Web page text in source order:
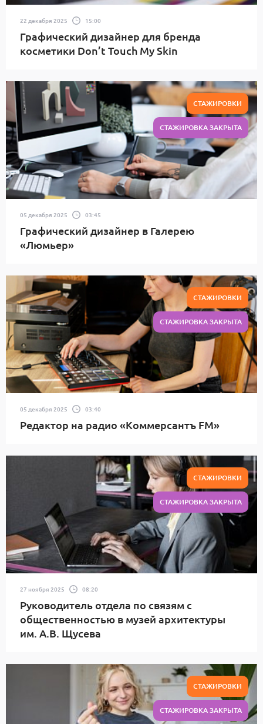
22 декабря 2025 15:00
Графический дизайнер для бренда
косметики Don’t Touch My Skin
СТАЖИРОВКИ
СТАЖИРОВКА ЗАКРЫТА
05 декабря 2025 03:45
Графический дизайнер в Галерею
«Люмьер»
СТАЖИРОВКИ
СТАЖИРОВКА ЗАКРЫТА
05 декабря 2025 03:40
Редактор на радио «Коммерсантъ FM»
СТАЖИРОВКИ
СТАЖИРОВКА ЗАКРЫТА
27 ноября 2025 08:20
Руководитель отдела по связям с
общественностью в музей архитектуры
им. А.В. Щусева
СТАЖИРОВКИ
СТАЖИРОВКА ЗАКРЫТА